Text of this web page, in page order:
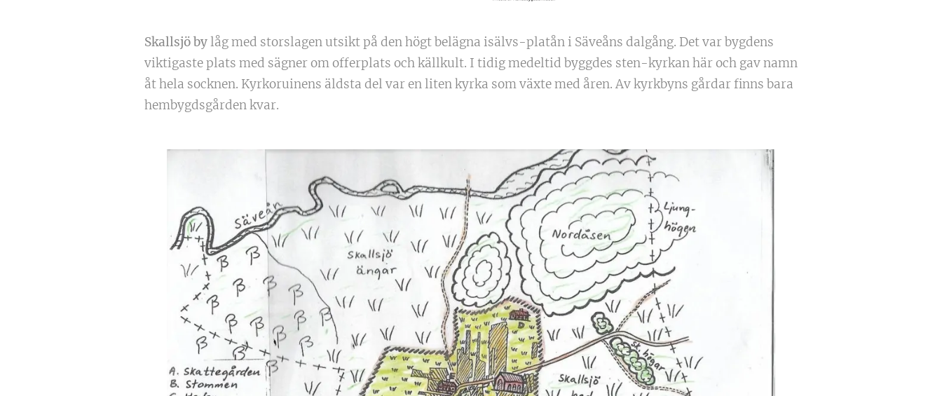
Skallsjö bylåg med storslagen utsikt på den högt belägna isälvs-platån i Säveåns dalgång. Det var bygdens
viktigaste plats med sägner om offerplats och källkult. I tidig medeltid byggdes sten-kyrkan här och gav namn
åt hela socknen. Kyrkoruinens äldsta del var en liten kyrka som växte med åren. Av kyrkbyns gårdar finns bara
hembygdsgården kvar.